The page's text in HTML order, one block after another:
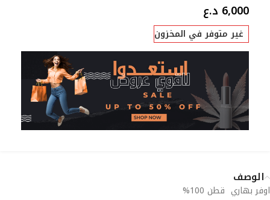
6,000 د.ع
غير متوفر في المخزون
الوصف
اوفر بهاري قطن 100%